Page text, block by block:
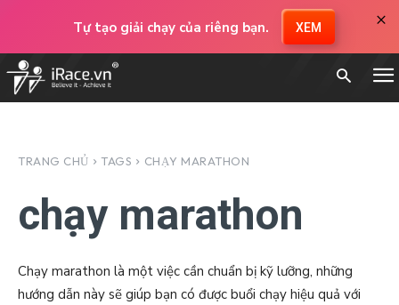
Tự tạo giải chạy của riêng bạn. XEM ×
TRANG CHỦ TAGS CHẠY MARATHON
chạy marathon
Chạy marathon là một việc cần chuẩn bị kỹ lưỡng, những
hướng dẫn này sẽ giúp bạn có được buổi chạy hiệu quả với